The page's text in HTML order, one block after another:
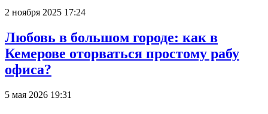
2 ноября 2025 17:24
Любовь в большом городе: как в
Кемерове оторваться простому рабу
офиса?
5 мая 2026 19:31